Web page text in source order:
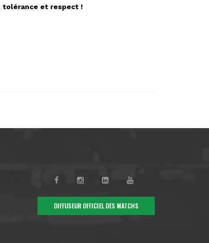
tolérance et respect !
DIFFUSEUR OFFICIEL DES MATCHS